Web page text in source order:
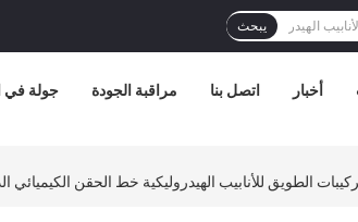
يبحث
جولة في مراقبة الجودة اتصل بنا أخبار